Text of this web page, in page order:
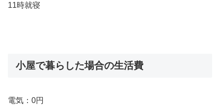
11時就寝
小屋で暮らした場合の生活費
電気：0円